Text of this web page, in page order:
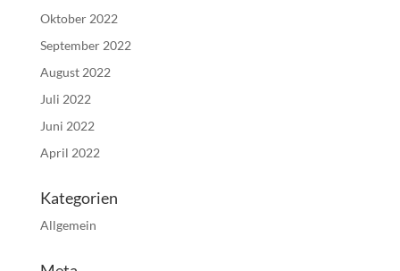
Oktober 2022
September 2022
August 2022
Juli 2022
Juni 2022
April 2022
Kategorien
Allgemein